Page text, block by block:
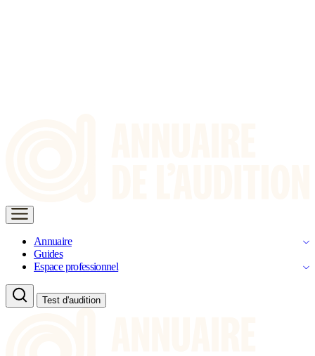
Annuaire
Guides
Espace professionnel
Test d'audition